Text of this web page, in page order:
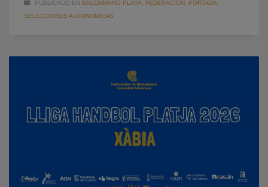
PUBLICADO EN BALONMANO PLAYA FEDERACION PORTADA
SELECCIONES AUTONOMICAS